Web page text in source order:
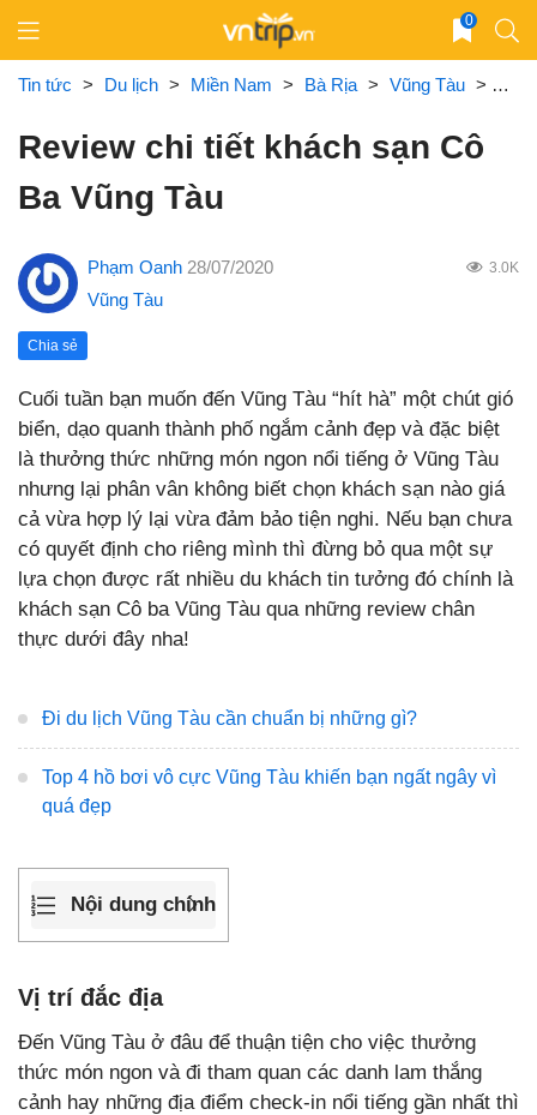
content
0
Tin tức > Du lịch > Miền Nam > Bà Rịa > Vũng Tàu >
Review chi tiết khách sạn Cô
Ba Vũng Tàu
Phạm Oanh 28/07/2020 3.0K
Vũng Tàu
Chia sẻ
Cuối tuần bạn muốn đến Vũng Tàu “hít hà” một chút gió
biển, dạo quanh thành phố ngắm cảnh đẹp và đặc biệt
là thưởng thức những món ngon nổi tiếng ở Vũng Tàu
nhưng lại phân vân không biết chọn khách sạn nào giá
cả vừa hợp lý lại vừa đảm bảo tiện nghi. Nếu bạn chưa
có quyết định cho riêng mình thì đừng bỏ qua một sự
lựa chọn được rất nhiều du khách tin tưởng đó chính là
khách sạn Cô ba Vũng Tàu qua những review chân
thực dưới đây nha!
Đi du lịch Vũng Tàu cần chuẩn bị những gì?
Top 4 hồ bơi vô cực Vũng Tàu khiến bạn ngất ngây vì
quá đẹp
Nội dung chính
Vị trí đắc địa
Đến Vũng Tàu ở đâu để thuận tiện cho việc thưởng
thức món ngon và đi tham quan các danh lam thắng
cảnh hay những địa điểm check-in nổi tiếng gần nhất thì